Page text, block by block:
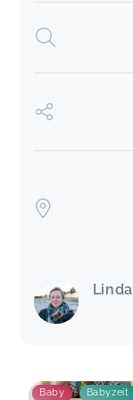
Baby Babyzeit